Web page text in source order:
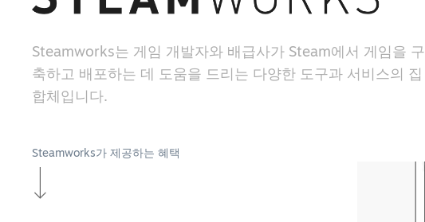
Steamworks는 게임 개발자와 배급사가 Steam에서 게임을 구
축하고 배포하는 데 도움을 드리는 다양한 도구과 서비스의 집
합체입니다.
Steamworks가 제공하는 혜택